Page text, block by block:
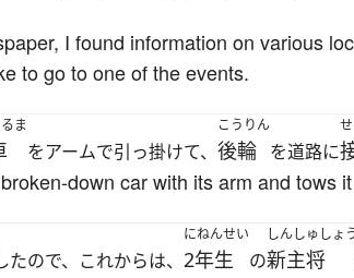
I found information on various
to go to one of the events.
ま
をアームで引っ掛けて、
こうりん
後輪 を道路に
down car with its arm and tows
たので、これからは、
にねんせい
2年生 の
しんしゅしょ
新主将